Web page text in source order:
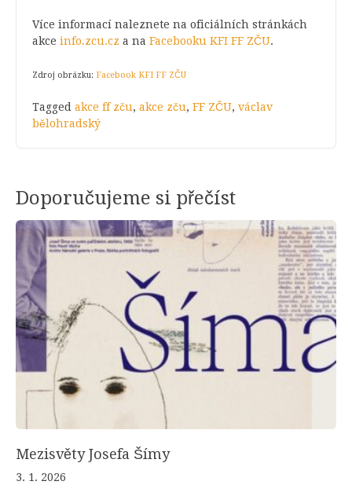
Více informací naleznete na oficiálních stránkách
akce info.zcu.cz a na Facebooku KFI FF ZČU.
Zdroj obrázku: Facebook KFI FF ZČU
Tagged akce ff zču, akce zču, FF ZČU, václav
bělohradský
Doporučujeme si přečíst
Mezisvěty Josefa Šímy
3. 1. 2026